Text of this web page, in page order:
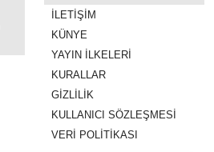
İLETIŞIM
KÜNYE
YAYIN İLKELERI
KURALLAR
GIZLILIK
KULLANICI SÖZLEŞMESI
VERI POLITIKASI